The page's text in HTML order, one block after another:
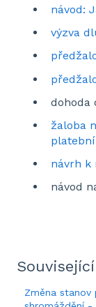
návod:
výzva
dohoda
žaloba
návrh k
návod
Změna